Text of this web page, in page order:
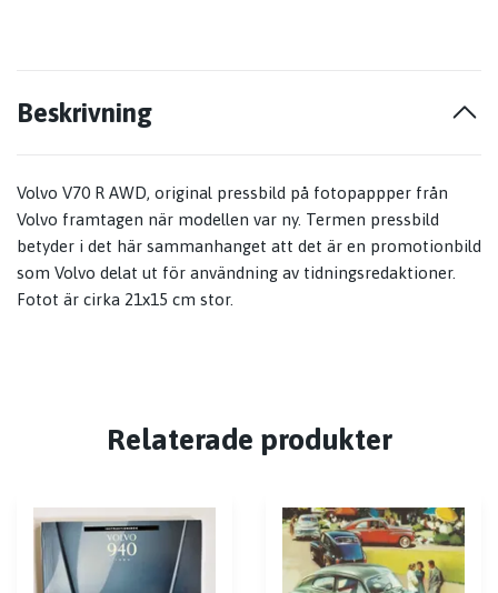
Beskrivning
Volvo V70 R AWD, original pressbild på fotopappper från
Volvo framtagen när modellen var ny. Termen pressbild
betyder i det här sammanhanget att det är en promotionbild
som Volvo delat ut för användning av tidningsredaktioner.
Fotot är cirka 21x15 cm stor.
Relaterade produkter